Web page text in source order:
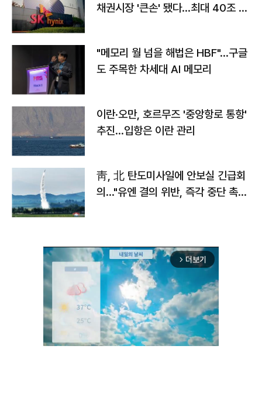
채권시장 '큰손' 됐다…최대 40조 투
"메모리 월 넘을 해법은 HBF"…구글
도 주목한 차세대 AI 메모리
이란·오만, 호르무즈 '중앙항로 통항'
추진…입항은 이란 관리
靑, 北 탄도미사일에 안보실 긴급회
의…"유엔 결의 위반, 즉각 중단 촉
arrow_forward_ios 더보기